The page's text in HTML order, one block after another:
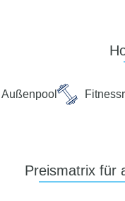
Außenpool
Preismatrix für